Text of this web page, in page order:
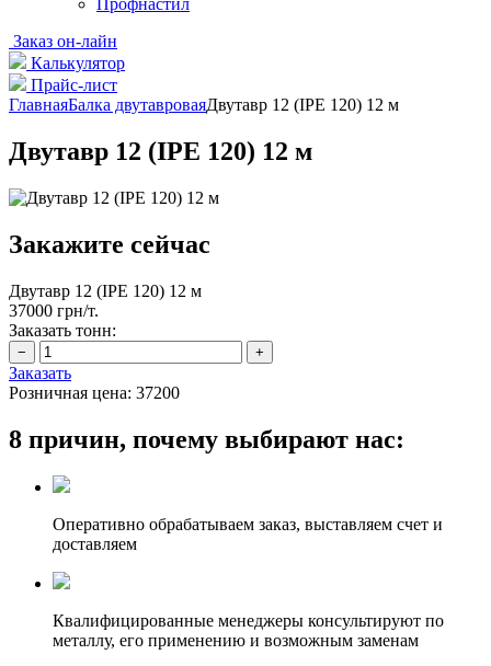
Профнастил
Заказ он-лайн
Калькулятор
Прайс-лист
ГлавнаяБалка двутавроваяДвутавр 12 (IPE 120) 12 м
Двутавр 12 (IPE 120) 12 м
Закажите сейчас
Двутавр 12 (IPE 120) 12 м
37000 грн/т.
Заказать тонн:
Заказать
Розничная цена: 37200
8 причин, почему выбирают нас:
Оперативно обрабатываем заказ, выставляем счет и
доставляем
Квалифицированные менеджеры консультируют по
металлу, его применению и возможным заменам